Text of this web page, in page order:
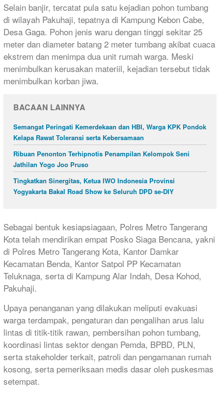
Selain banjir, tercatat pula satu kejadian pohon tumbang
di wilayah Pakuhaji, tepatnya di Kampung Kebon Cabe,
Desa Gaga. Pohon jenis waru dengan tinggi sekitar 25
meter dan diameter batang 2 meter tumbang akibat cuaca
ekstrem dan menimpa dua unit rumah warga. Meski
menimbulkan kerusakan materiil, kejadian tersebut tidak
menimbulkan korban jiwa.
BACAAN LAINNYA
Semangat Peringati Kemerdekaan dan HBI, Warga KPK Pondok
Kelapa Rawat Toleransi serta Kebersamaan
Ribuan Penonton Terhipnotis Penampilan Kelompok Seni
Jathilan Yogo Joo Pruso
Tingkatkan Sinergitas, Ketua IWO Indonesia Provinsi
Yogyakarta Bakal Road Show ke Seluruh DPD se-DIY
Sebagai bentuk kesiapsiagaan, Polres Metro Tangerang
Kota telah mendirikan empat Posko Siaga Bencana, yakni
di Polres Metro Tangerang Kota, Kantor Damkar
Kecamatan Benda, Kantor Satpol PP Kecamatan
Teluknaga, serta di Kampung Alar Indah, Desa Kohod,
Pakuhaji.
Upaya penanganan yang dilakukan meliputi evakuasi
warga terdampak, pengaturan dan pengalihan arus lalu
lintas di titik-titik rawan, pembersihan pohon tumbang,
koordinasi lintas sektor dengan Pemda, BPBD, PLN,
serta stakeholder terkait, patroli dan pengamanan rumah
kosong, serta pemeriksaan medis dasar oleh puskesmas
setempat.